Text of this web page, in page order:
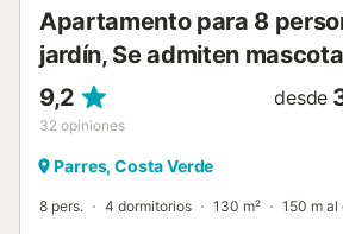
Apartamento para 8
jardín, Se admiten
9,2
32 opiniones
desde
Parres, Costa Verde
8 pers. 4 dormitorios 130 m² 150 m al